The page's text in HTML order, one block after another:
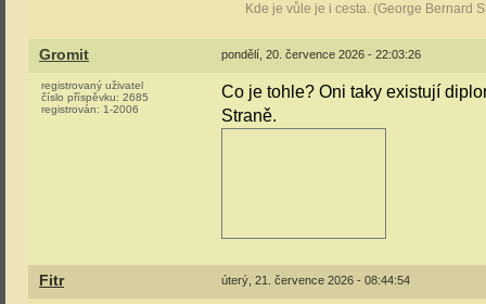
Kde je vůle je i cesta. (George Bernard
Gromit pondělí, 20. července 2026 - 22:03:26
registrovaný uživatel
číslo příspěvku: 2685
registrován: 1-2006
Co je tohle? Oni taky existují
Straně.
Fitr úterý, 21. července 2026 - 08:44:54